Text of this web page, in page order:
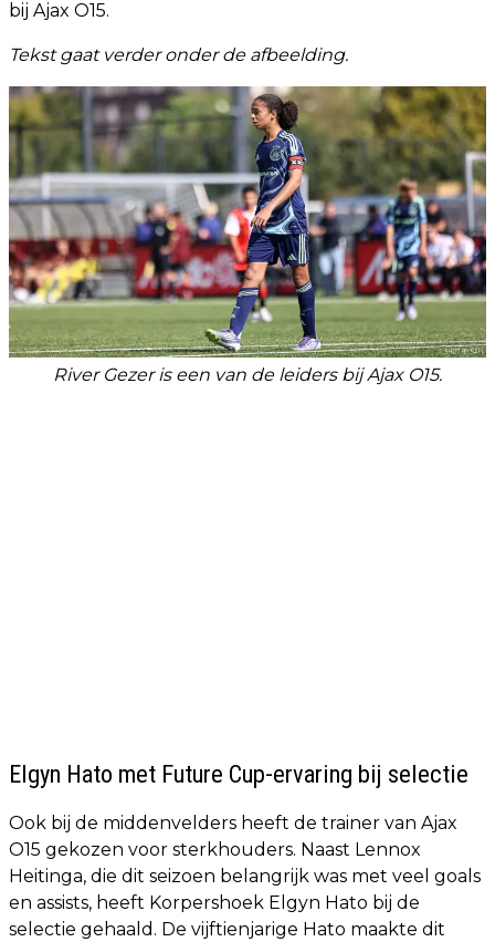
bij Ajax O15.
Tekst gaat verder onder de afbeelding.
River Gezer is een van de leiders bij Ajax O15.
Elgyn Hato met Future Cup-ervaring bij selectie
Ook bij de middenvelders heeft de trainer van Ajax
O15 gekozen voor sterkhouders. Naast Lennox
Heitinga, die dit seizoen belangrijk was met veel goals
en assists, heeft Korpershoek Elgyn Hato bij de
selectie gehaald. De vijftienjarige Hato maakte dit